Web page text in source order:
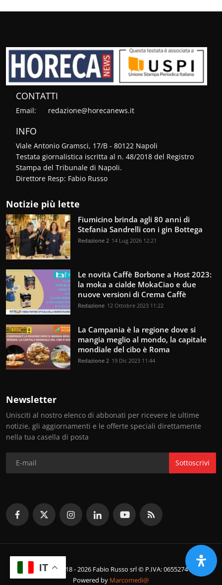
CONTATTI
Email: redazione@horecanews.it
INFO
Viale Antonio Gramsci, 17/B - 80122 Napoli
Testata giornalistica iscritta al n. 48/2018 del Registro
Stampa del Tribunale di Napoli.
Direttore Resp: Fabio Russo
Notizie più lette
Fiumicino brinda agli 80 anni di
Stefania Sandrelli con i gin Bottega
Redazione 2 14 Lug 2026 12:21
Le novità Caffè Borbone a Host 2023:
la moka a cialde MokaCiao e due
nuove versioni di Crema Caffè
Redazione 12 Ottobre 2023 11:22
La Campania è la regione dove si
mangia meglio al mondo, la capitale
mondiale del cibo è Roma
Redazione 2 19 Dic 2023 11:44
Newsletter
Unisciti al nostro elenco di abbonati per ricevere le ultime
notizie, gli aggiornamenti e le offerte speciali direttamente
nella tua casella di posta
Sottoscrivi
© Copyright 2018 - 2026 Fabio Russo srl © P.IVA: 06552741214
Powered by Marcomedi@
IT